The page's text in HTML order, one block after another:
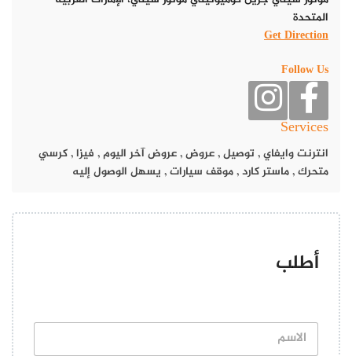
موقعمطعم سنسيشن
دبي ضمن دولة الإمارات العربية المتحدة.
في سنسيشن، نحن نفخر بتقديم مجموعة متنوعة من المأكولات إلى
جانب أطباق البحر الأبيض المتوسط المميزة لدينا. تضم قائمتنا خيارات
عالمية وآسيوية وعربية، كلها مصنوعة بنفس الالتزام بالجودة
والمكونات الطازجة. من الأطباق الكلاسيكية إلى الإبداعات المبتكرة،
تحتوي قائمتنا على ما تقدمه للجميع. تعال واستمتع بتجربة نكهات
العالم في سنسيشن، وجهتك النهائية لاستكشاف الطهي في دبي.
المتحدة
Get Direction
Follow Us
Services
انترنت وايفاي, توصيل,عروض,عروض آخر اليوم, فيزا,كرسي
متحرك,ماستر كارد,موقف سيارات, يسهل الوصول إليه
أطلب
ا